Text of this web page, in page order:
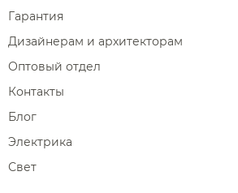
Гарантия
Дизайнерам и архитекторам
Оптовый отдел
Контакты
Блог
Электрика
Свет